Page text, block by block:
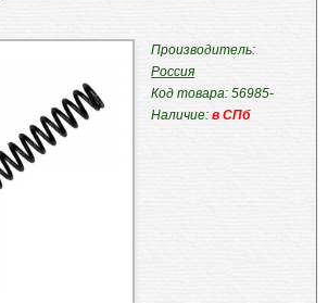
Производитель:
Россия
Код товара: 56985-
Наличие: в СПб